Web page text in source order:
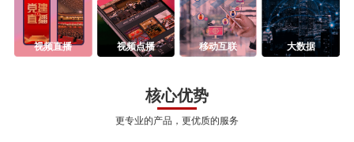
视频直播 视频点播 移动互联 大数据
核心优势
更专业的产品，更优质的服务